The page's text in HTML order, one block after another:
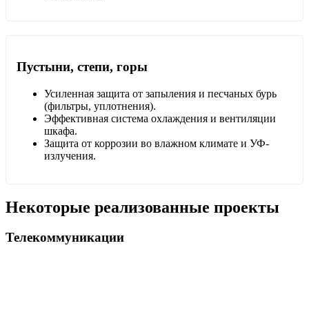
Пустыни, степи, горы
Усиленная защита от запыления и песчаных бурь
(фильтры, уплотнения).
Эффективная система охлаждения и вентиляции
шкафа.
Защита от коррозии во влажном климате и УФ-
излучения.
Некоторые реализованные проекты
Телекоммуникации